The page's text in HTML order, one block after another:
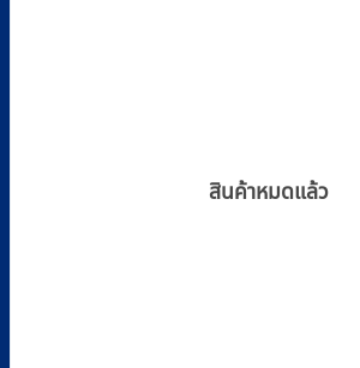
สินค้าหมดแล้ว